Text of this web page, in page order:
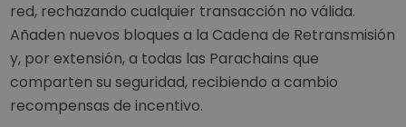
red, rechazando cualquier transacción no válida.
Añaden nuevos bloques a la Cadena de Retransmisión
y, por extensión, a todas las Parachains que
comparten su seguridad, recibiendo a cambio
recompensas de incentivo.